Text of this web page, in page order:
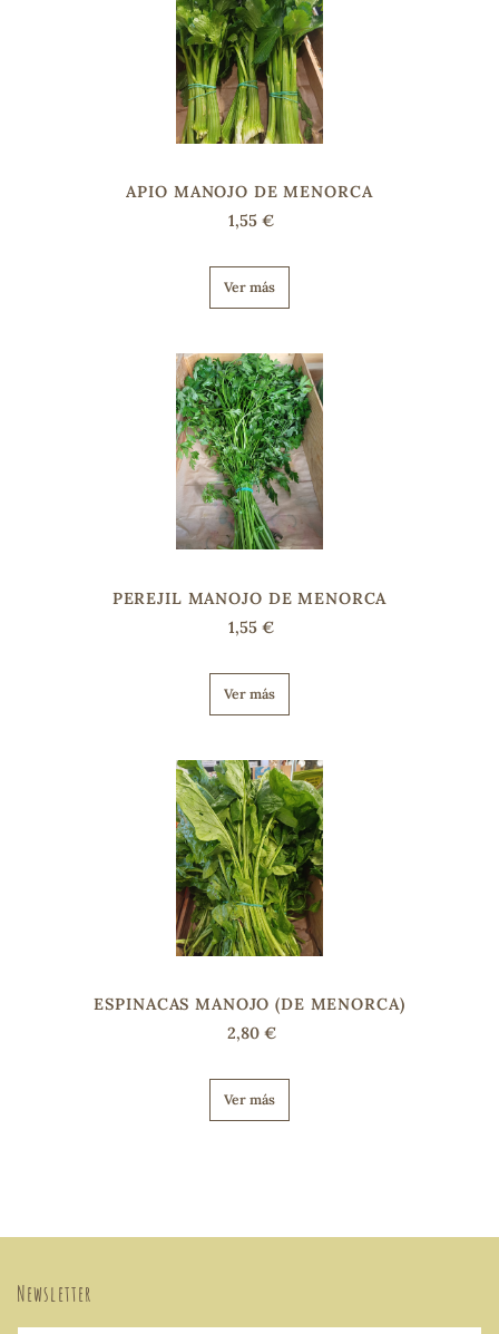
APIO MANOJO DE MENORCA
1,55 €
Ver más
PEREJIL MANOJO DE MENORCA
1,55 €
Ver más
ESPINACAS MANOJO (DE MENORCA)
2,80 €
Ver más
Newsletter